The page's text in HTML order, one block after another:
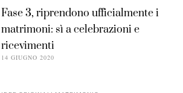
Fase 3, riprendono ufficialmente i
matrimoni: sì a celebrazioni e
ricevimenti
14 GIUGNO 2020